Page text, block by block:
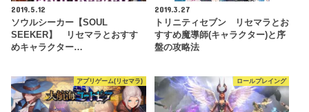
2019.5.12
ソウルシーカー【SOUL
SEEKER】 リセマラとおすす
めキャラクター…
2019.3.27
トリニティセブン リセマラとお
すすめ魔導師(キャラクター)と序
盤の攻略法
アプリゲーム(リセマラ) ロールプレイング